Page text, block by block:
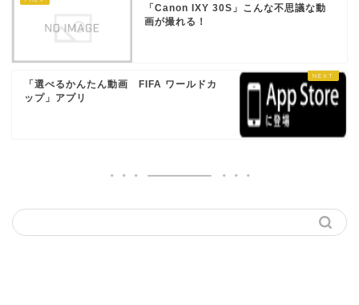
「Canon IXY 30S」こんな不思議な動
画が撮れる！
「選べるかんたん動画 FIFA ワールドカ
ップ」アプリ